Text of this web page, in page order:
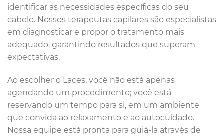
identificar as necessidades específicas do seu
cabelo. Nossos terapeutas capilares são especialistas
em diagnosticar e propor o tratamento mais
adequado, garantindo resultados que superam
expectativas.
Ao escolher o Laces, você não está apenas
agendando um procedimento; você está
reservando um tempo para si, em um ambiente
que convida ao relaxamento e ao autocuidado.
Nossa equipe está pronta para guiá-la através de